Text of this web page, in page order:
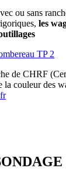
ou sans
les
de CHRF
couleur des